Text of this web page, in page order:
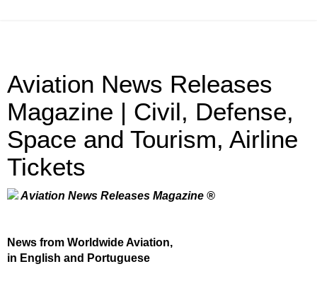
Aviation News Releases
Magazine | Civil, Defense,
Space and Tourism, Airline
Tickets
Aviation News Releases Magazine ®
News from Worldwide Aviation,
in English and Portuguese